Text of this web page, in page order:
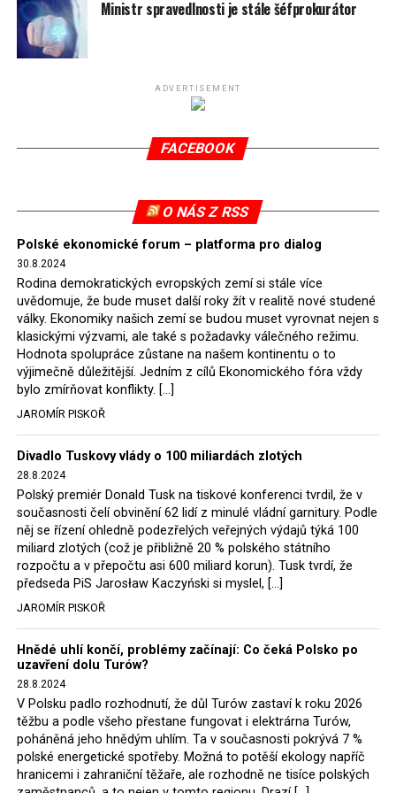
spotřeby.
Připomeňme, že ukončení těžby hnědého uhlí pro
(SDEU) v souvislosti se stížnostmi českých samospráv
verdiktem španělské soudkyně Rosario Silva de Lapureta
tomuto rozhodnutí nevyhověla, proto na žádost
2022, než byl tento případ z důvodu uzavření dohody
Polska s Českou republikou o odstranění příčin sporu o
důl Turów vymazán z rejstříku tribunálu. Celkem si
Polsko nechalo z přiznaných evropských fondů odečíst
asi 70 milionů eur na pokutách a 45 milionů eur
zaplatilo jako odškodnění České republice – ale jak důl,
tak elektrárna nadále fungovaly. Už tehdy zástupci
tehdejší opozice a dnes vládnoucí koalice, jako
místopředseda Občanské platformy (PO) Rafał
Hołownia, přímo řekli, že by se polská vláda měla
tomuto rozhodnutí podřídit.
Rozhodnutí polského ministra spravedlnosti jistě potěší
německé, české a polské ekology, ale i těžaře. Je těžké si
představit, že by o takové věci rozhodoval sám ministr
Bodnar. Musel získat politický souhlas vládnoucí koalice.
Stále jsou totiž platné argumenty Morawieckého vlády,
že důl i elektrárna jsou – kromě zabezpečování cca 7 %
polského energetického mixu – klíčovými podniky, spolu
se svými dceřinými společnostmi zaměstnávají cca pět
tisíc lidí. Navíc s činností dolu a elektrárny nepřímo
souvisí dalších několik desítek tisíc pracovních míst v
regionu. Zelená politika ale opět zvítězila.
Rozhodnutí polského ministra spravedlnosti jistě potěší
Ministr spravedlnosti je stále šéfprokurátor
ADVERTISEMENT
FACEBOOK
O NÁS Z RSS
Polské ekonomické forum – platforma pro dialog
30.8.2024
Rodina demokratických evropských zemí si stále více
uvědomuje, že bude muset další roky žít v realitě nové studené
války. Ekonomiky našich zemí se budou muset vyrovnat nejen s
klasickými výzvami, ale také s požadavky válečného režimu.
Hodnota spolupráce zůstane na našem kontinentu o to
výjimečně důležitější. Jedním z cílů Ekonomického fóra vždy
bylo zmírňovat konflikty. […]
JAROMÍR PISKOŘ
Divadlo Tuskovy vlády o 100 miliardách zlotých
28.8.2024
Polský premiér Donald Tusk na tiskové konferenci tvrdil, že v
současnosti čelí obvinění 62 lidí z minulé vládní garnitury. Podle
něj se řízení ohledně podezřelých veřejných výdajů týká 100
miliard zlotých (což je přibližně 20 % polského státního
rozpočtu a v přepočtu asi 600 miliard korun). Tusk tvrdí, že
předseda PiS Jarosław Kaczyński si myslel, […]
JAROMÍR PISKOŘ
Hnědé uhlí končí, problémy začínají: Co čeká Polsko po
uzavření dolu Turów?
28.8.2024
V Polsku padlo rozhodnutí, že důl Turów zastaví k roku 2026
těžbu a podle všeho přestane fungovat i elektrárna Turów,
poháněná jeho hnědým uhlím. Ta v současnosti pokrývá 7 %
polské energetické spotřeby. Možná to potěší ekology napříč
hranicemi i zahraniční těžaře, ale rozhodně ne tisíce polských